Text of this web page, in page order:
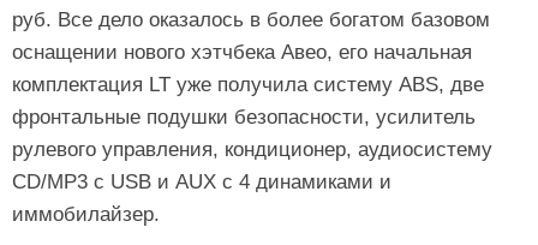
руб. Все дело оказалось в более богатом базовом
оснащении нового хэтчбека Авео, его начальная
комплектация LT уже получила систему ABS, две
фронтальные подушки безопасности, усилитель
рулевого управления, кондиционер, аудиосистему
CD/MP3 с USB и AUX с 4 динамиками и
иммобилайзер.